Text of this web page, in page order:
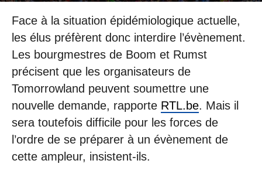
Face à la situation épidémiologique actuelle,
les élus préfèrent donc interdire l’évènement.
Les bourgmestres de Boom et Rumst
précisent que les organisateurs de
Tomorrowland peuvent soumettre une
nouvelle demande, rapporte RTL.be. Mais il
sera toutefois difficile pour les forces de
l’ordre de se préparer à un évènement de
cette ampleur, insistent-ils.